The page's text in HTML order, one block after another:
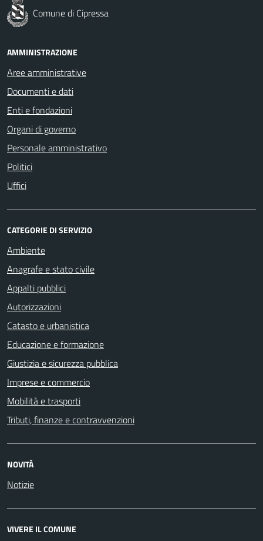
Comune di Cipressa
AMMINISTRAZIONE
Aree amministrative
Documenti e dati
Enti e fondazioni
Organi di governo
Personale amministrativo
Politici
Uffici
CATEGORIE DI SERVIZIO
Ambiente
Anagrafe e stato civile
Appalti pubblici
Autorizzazioni
Catasto e urbanistica
Educazione e formazione
Giustizia e sicurezza pubblica
Imprese e commercio
Mobilità e trasporti
Tributi, finanze e contravvenzioni
NOVITÀ
Notizie
VIVERE IL COMUNE